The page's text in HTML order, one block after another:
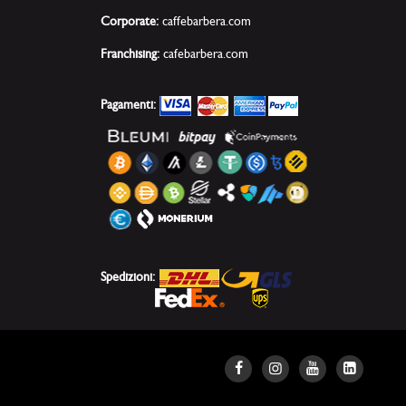
Corporate: caffebarbera.com
Franchising: cafebarbera.com
Pagamenti:
Spedizioni: